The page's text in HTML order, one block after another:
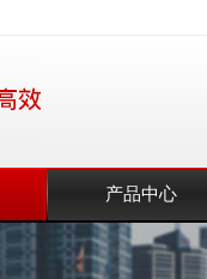
产品中心